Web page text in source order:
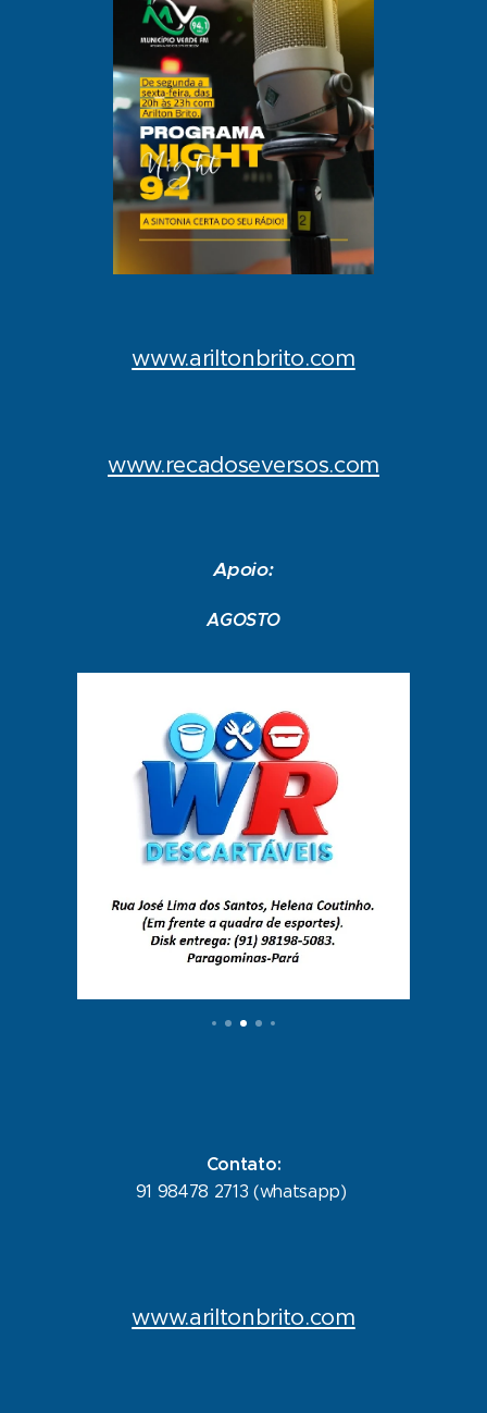
www.ariltonbrito.com
www.recadoseversos.com
Apoio:
AGOSTO
Contato:
91 98478 2713 (whatsapp)
www.ariltonbrito.com